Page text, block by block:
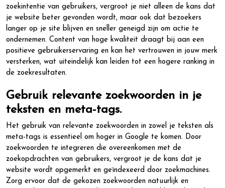
zoekintentie van gebruikers, vergroot je niet alleen de kans dat
je website beter gevonden wordt, maar ook dat bezoekers
langer op je site blijven en sneller geneigd zijn om actie te
ondernemen. Content van hoge kwaliteit draagt bij aan een
positieve gebruikerservaring en kan het vertrouwen in jouw merk
versterken, wat uiteindelijk kan leiden tot een hogere ranking in
de zoekresultaten.
Gebruik relevante zoekwoorden in je
teksten en meta-tags.
Het gebruik van relevante zoekwoorden in zowel je teksten als
meta-tags is essentieel om hoger in Google te komen. Door
zoekwoorden te integreren die overeenkomen met de
zoekopdrachten van gebruikers, vergroot je de kans dat je
website wordt opgemerkt en geïndexeerd door zoekmachines.
Zorg ervoor dat de gekozen zoekwoorden natuurlijk en